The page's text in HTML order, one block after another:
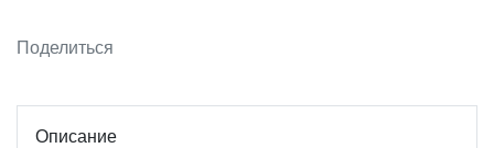
Поделиться
Описание